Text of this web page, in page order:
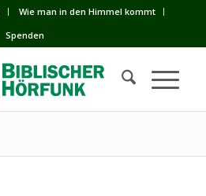
Wie man in den Himmel kommt
Spenden